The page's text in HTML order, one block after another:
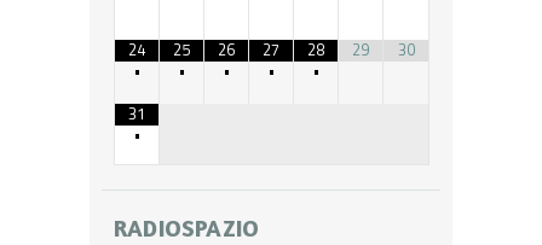
24
•
25
•
26
•
27
•
28
•
29 30
31
•
RADIOSPAZIO